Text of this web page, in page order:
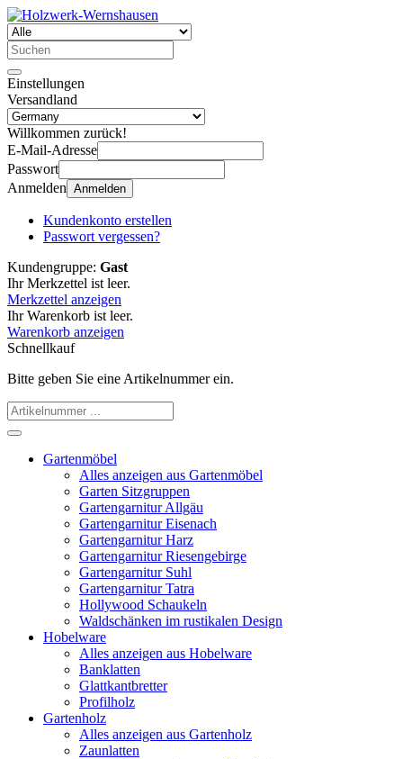
Einstellungen
Versandland
Willkommen zurück!
E-Mail-Adresse
Passwort
Anmelden Anmelden
Kundenkonto erstellen
Passwort vergessen?
Kundengruppe: Gast
Ihr Merkzettel ist leer.
Merkzettel anzeigen
Ihr Warenkorb ist leer.
Warenkorb anzeigen
Schnellkauf
Bitte geben Sie eine Artikelnummer ein.
Gartenmöbel
Alles anzeigen aus Gartenmöbel
Garten Sitzgruppen
Gartengarnitur Allgäu
Gartengarnitur Eisenach
Gartengarnitur Harz
Gartengarnitur Riesengebirge
Gartengarnitur Suhl
Gartengarnitur Tatra
Hollywood Schaukeln
Waldschänken im rustikalen Design
Hobelware
Alles anzeigen aus Hobelware
Banklatten
Glattkantbretter
Profilholz
Gartenholz
Alles anzeigen aus Gartenholz
Zaunlatten